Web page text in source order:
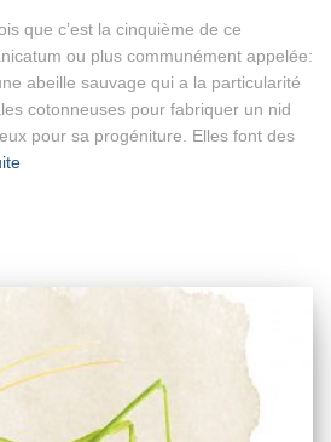
que c’est la cinquième de ce
ou plus communément appelée:
abeille sauvage qui a la particularité
cotonneuses pour fabriquer un nid
pour sa progéniture. Elles font des